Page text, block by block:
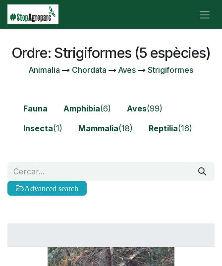
Skip to Content
Ordre: Strigiformes (5 espècies)
Animalia Chordata Aves Strigiformes
Fauna Amphibia(6) Aves(99)
Insecta(1) Mammalia(18) Reptilia(16)
Advanced search